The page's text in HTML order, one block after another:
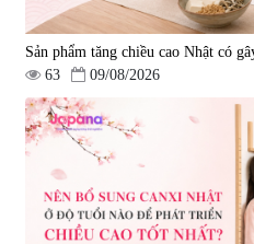
Sản phẩm tăng chiều cao Nhật có
63
09/08/2026